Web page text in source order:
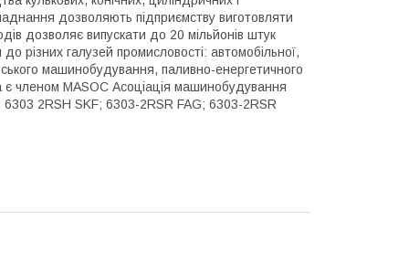
дозволяють підприємству виготовляти
дозволяє випускати до 20 мільйонів штук
різних галузей промисловості: автомобільної,
машинобудування, паливно-енергетичного
членом MASOC Асоціація машинобудування
6303 2RSH SKF; 6303-2RSR FAG; 6303-2RSR